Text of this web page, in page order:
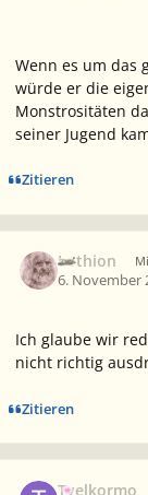
Wenn es um das
würde er die
Monstrositäten
seiner Jugend
Zitieren
Lothion
6. November
Ich glaube wir
nicht richtig
Zitieren
Tyelkormo